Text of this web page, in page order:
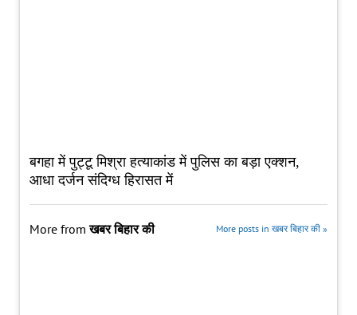
बगहा में पुट्टू मिश्रा हत्याकांड में पुलिस का बड़ा एक्शन,
आधा दर्जन संदिग्ध हिरासत में
More fromखबर बिहार की More posts in खबर बिहार की »